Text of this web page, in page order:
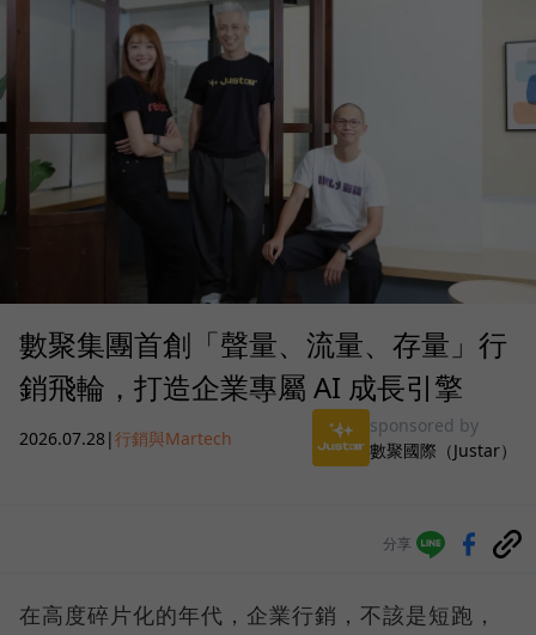
數聚集團首創「聲量、流量、存量」行
銷飛輪，打造企業專屬 AI 成長引擎
2026.07.28|行銷與Martech
sponsored by
數聚國際（Justar）
分享
在高度碎片化的年代，企業行銷，不該是短跑，